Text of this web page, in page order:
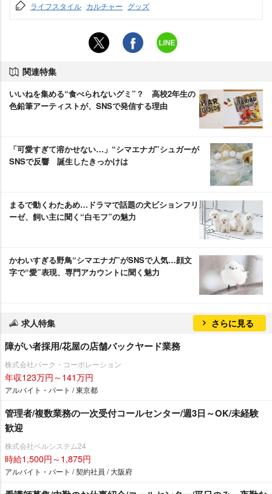
ライフスタイル カルチャー グッズ
関連特集
いいねを集める“食べられないグミ”？ 高校2年生の
色鉛筆アーティストが、SNSで発信する理由
「可愛すぎて溶かせない…」“シマエナガ”シュガーが
SNSで反響 誕生したきっかけは
まるで動くわたあめ…ドラマで話題の犬ビションフリ
ーゼ、飼い主に聞く“白モフ”の魅力
かわいすぎる野鳥“シマエナガ”がSNSで人気…顔文
字で“愛”表現、専門アカウントに聞く魅力
求人特集 さらに見る
障がい者採用/花屋の店舗バックヤード業務
株式会社パーク・コーポレーション
年収123万円～141万円
アルバイト・パート / 東京都
管理者/複数業務の一次受付コールセンター/週3日～OK/未経験
歓迎
株式会社ベルシステム24
時給1,500円～1,875円
アルバイト・パート / 契約社員 / 大阪府